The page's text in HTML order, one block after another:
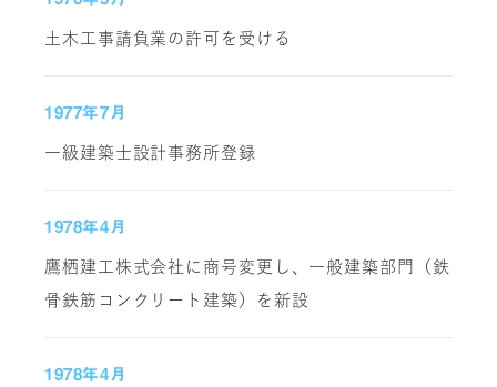
土木工事請負業の許可を受ける
1977年7月
一級建築士設計事務所登録
1978年4月
鷹栖建工株式会社に商号変更し、一般建築部門（鉄
骨鉄筋コンクリート建築）を新設
1978年4月